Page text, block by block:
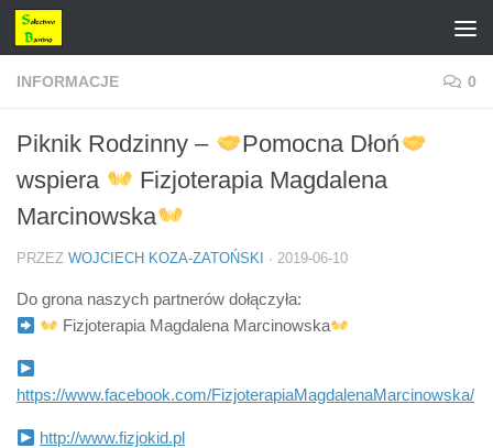
Przejdź do treści
INFORMACJE 0
Piknik Rodzinny –
Pomocna Dłoń
wspiera
Fizjoterapia Magdalena
Marcinowska
PRZEZ WOJCIECH KOZA-ZATOŃSKI · 2019-06-10
Do grona naszych partnerów dołączyła:
Fizjoterapia Magdalena Marcinowska
https://www.facebook.com/FizjoterapiaMagdalenaMarcinowska/
http://www.fizjokid.pl